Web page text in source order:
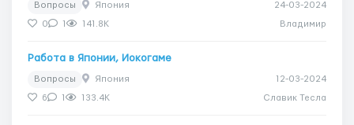
Вопросы Япония 24-03-2024
0 1 141.8K Владимир
Работа в Японии, Иокогаме
Вопросы Япония 12-03-2024
6 1 133.4K Славик Тесла